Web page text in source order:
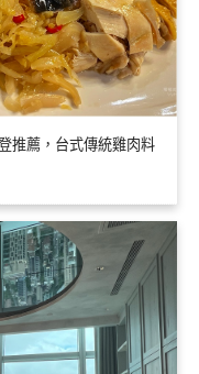
推薦，台式傳統雞肉料